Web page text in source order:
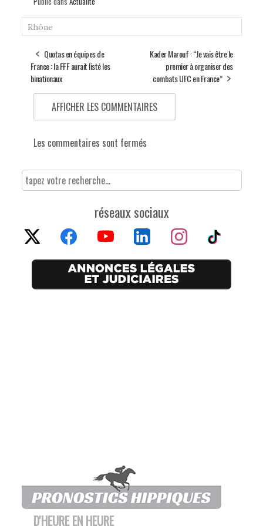
Rhône
Quotas en équipes de
France : la FFF aurait listé les
binationaux
Kader Marouf : “Je vais être le
premier à organiser des
combats UFC en France”
AFFICHER LES COMMENTAIRES
Les commentaires sont fermés
réseaux sociaux
D'HEURE EN HEURE